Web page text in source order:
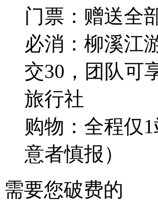
门票：赠送全
必消：柳溪江
交30，团队可
旅行社
购物：全程仅
意者慎报）
需要您破费的